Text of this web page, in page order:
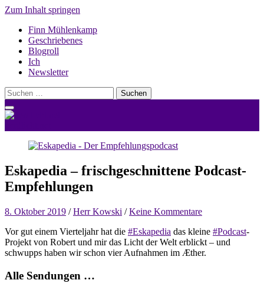
Zum Inhalt springen
Finn Mühlenkamp
Geschriebenes
Blogroll
Ich
Newsletter
Suchen
nach:
Eskapedia – frischgeschnittene Podcast-
Empfehlungen
8. Oktober 2019 /Herr Kowski /Keine Kommentare
Vor gut einem Vierteljahr hat die #Eskapedia das kleine #Podcast-
Projekt von Robert und mir das Licht der Welt erblickt – und
schwupps haben wir schon vier Aufnahmen im Æther.
Alle Sendungen …